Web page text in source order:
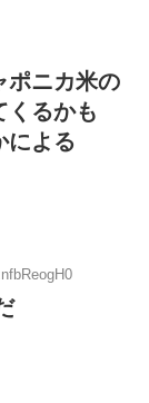
ポニカ米の
くるかも
による